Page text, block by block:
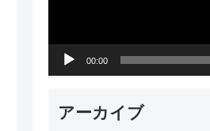
00:00
アーカイブ